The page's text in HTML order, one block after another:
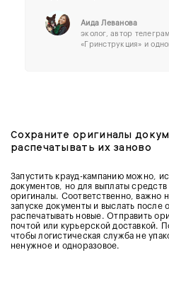
Аида Леванова
эколог, автор
«Гринструкция» и
Сохраните оригиналы
распечатывать их заново
Запустить крауд-кампанию можно,
документов, но для выплаты
оригиналы. Соответственно, важно
запуске документы и выслать после
распечатывать новые. Отправить
почтой или курьерской доставкой.
чтобы логистическая служба не
ненужное и одноразовое.